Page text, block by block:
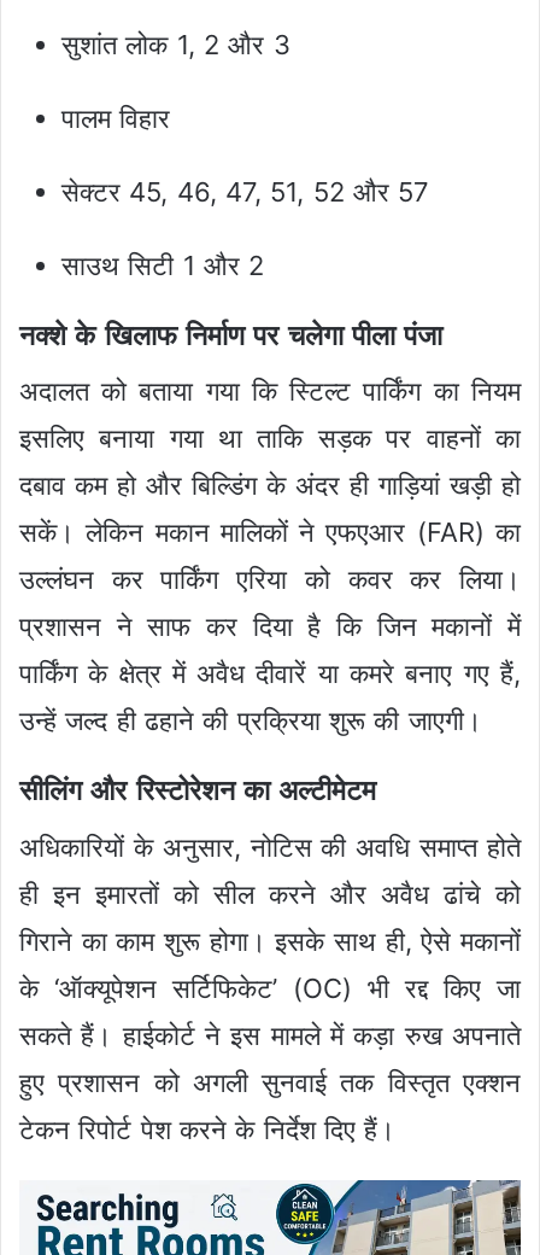
सुशांत लोक 1, 2 और 3
पालम विहार
सेक्टर 45, 46, 47, 51, 52 और 57
साउथ सिटी 1 और 2
नक्शे के खिलाफ निर्माण पर चलेगा पीला पंजा
अदालत को बताया गया कि स्टिल्ट पार्किंग का नियम
इसलिए बनाया गया था ताकि सड़क पर वाहनों का
दबाव कम हो और बिल्डिंग के अंदर ही गाड़ियां खड़ी हो
सकें। लेकिन मकान मालिकों ने एफएआर (FAR) का
उल्लंघन कर पार्किंग एरिया को कवर कर लिया।
प्रशासन ने साफ कर दिया है कि जिन मकानों में
पार्किंग के क्षेत्र में अवैध दीवारें या कमरे बनाए गए हैं,
उन्हें जल्द ही ढहाने की प्रक्रिया शुरू की जाएगी।
सीलिंग और रिस्टोरेशन का अल्टीमेटम
अधिकारियों के अनुसार, नोटिस की अवधि समाप्त होते
ही इन इमारतों को सील करने और अवैध ढांचे को
गिराने का काम शुरू होगा। इसके साथ ही, ऐसे मकानों
के ‘ऑक्यूपेशन सर्टिफिकेट’ (OC) भी रद्द किए जा
सकते हैं। हाईकोर्ट ने इस मामले में कड़ा रुख अपनाते
हुए प्रशासन को अगली सुनवाई तक विस्तृत एक्शन
टेकन रिपोर्ट पेश करने के निर्देश दिए हैं।